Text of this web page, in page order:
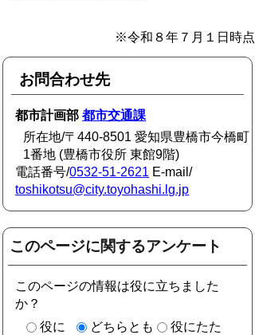
※令和８年７月１日時点
お問合わせ先
都市計画部都市交通課
所在地/〒440-8501 愛知県豊橋市今橋町
1番地 (豊橋市役所 東館9階)
電話番号/0532-51-2621 E-mail/
toshikotsu@city.toyohashi.lg.jp
このページに関するアンケート
このページの情報は役に立ちました
か？
役に
どちらとも
役にたた